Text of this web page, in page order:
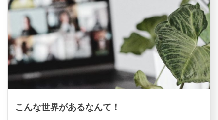
こんな世界があるなんて！